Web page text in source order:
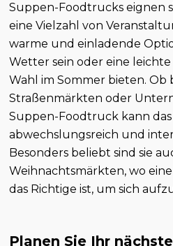
Suppen-Foodtrucks eignen
eine Vielzahl von
warme und einladende
Wetter sein oder eine
Wahl im Sommer bieten. Ob
Straßenmärkten oder
Suppen-Foodtruck kann
abwechslungsreich und
Besonders beliebt sind sie
Weihnachtsmärkten, wo
das Richtige ist, um sich
Planen Sie Ihr